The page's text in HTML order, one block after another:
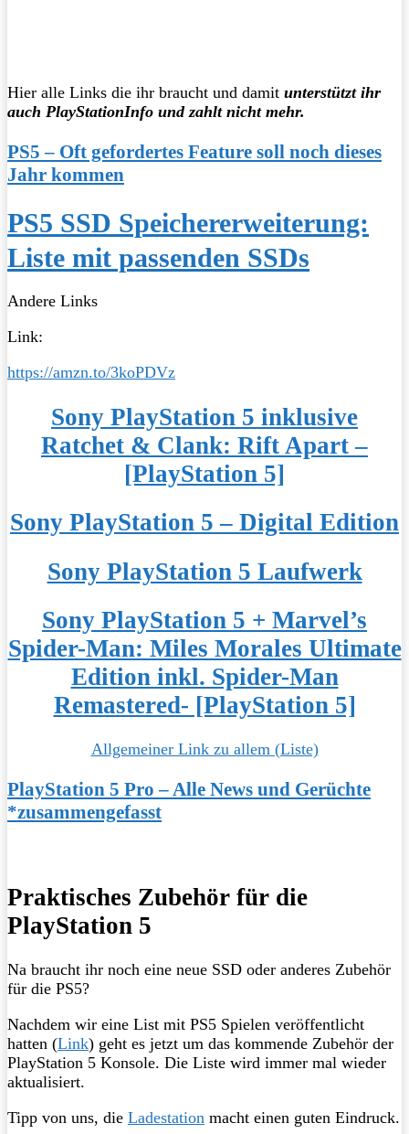
Hier alle Links die ihr braucht und damit unterstützt ihr
auch PlayStationInfo und zahlt nicht mehr.
PS5 – Oft gefordertes Feature soll noch dieses
Jahr kommen
PS5 SSD Speichererweiterung:
Liste mit passenden SSDs
Andere Links
Link:
https://amzn.to/3koPDVz
Sony PlayStation 5 inklusive
Ratchet & Clank: Rift Apart –
[PlayStation 5]
Sony PlayStation 5 – Digital Edition
Sony PlayStation 5 Laufwerk
Sony PlayStation 5 + Marvel’s
Spider-Man: Miles Morales Ultimate
Edition inkl. Spider-Man
Remastered- [PlayStation 5]
Allgemeiner Link zu allem (Liste)
PlayStation 5 Pro – Alle News und Gerüchte
*zusammengefasst
Praktisches Zubehör für die
PlayStation 5
Na braucht ihr noch eine neue SSD oder anderes Zubehör
für die PS5?
Nachdem wir eine List mit PS5 Spielen veröffentlicht
hatten (Link) geht es jetzt um das kommende Zubehör der
PlayStation 5 Konsole. Die Liste wird immer mal wieder
aktualisiert.
Tipp von uns, die Ladestation macht einen guten Eindruck.